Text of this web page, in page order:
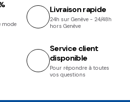
mode
Livraison rapide
24h sur Genève - 24/48h
hors Genève
Service client
disponible
Pour répondre à toutes
vos questions